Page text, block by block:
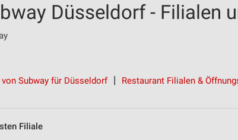
Düsseldorf - Filialen
Subway für Düsseldorf Restaurant Filialen &
Filiale